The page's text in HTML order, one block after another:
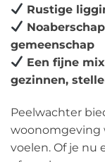
Rustige
gemeenschap
Een fijne
gezinnen,
Peelwachter
woonomgeving
voelen. Of je nu